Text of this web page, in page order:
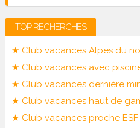
TOP RECHERCHES
★ Club vacances Alpes du
★ Club vacances avec
★ Club vacances dernière
★ Club vacances haut de
★ Club vacances proche ESF